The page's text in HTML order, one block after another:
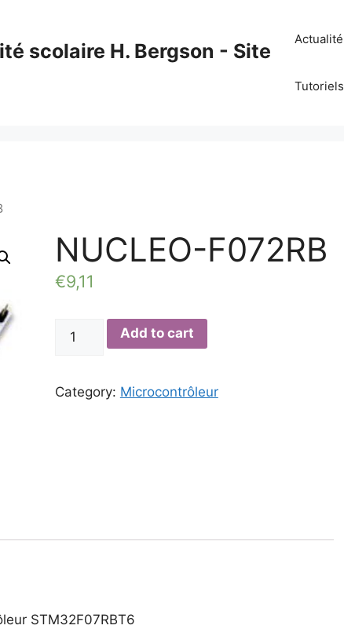
scolaire H. Bergson - Site
Actualité
Tutoriels
NUCLEO-F072RB
€9,11
F072RB
Add to cart
Category: Microcontrôleur
STM32F07RBT6